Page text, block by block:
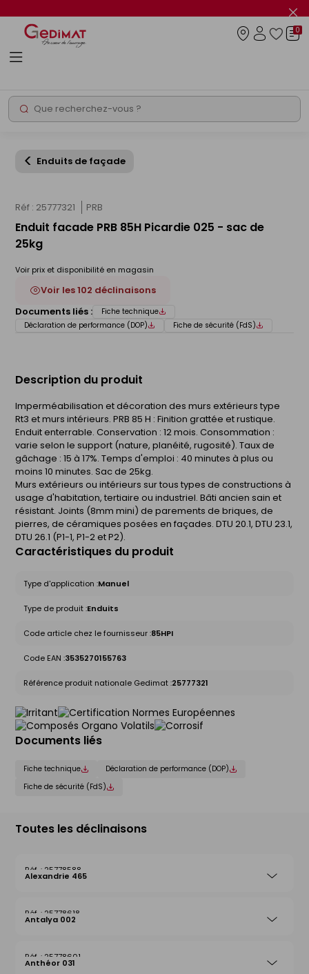
le
info
Rechercher
0
Enduits de façade
Réf : 25777321 PRB
Enduit facade PRB 85H Picardie 025 - sac de
25kg
Voir prix et disponibilité en magasin
Voir les 102 déclinaisons
Documents liés :
Fiche technique
Déclaration de performance (DOP)
Fiche de sécurité (FdS)
Description du produit
Imperméabilisation et décoration des murs extérieurs type
Rt3 et murs intérieurs. PRB 85 H : Finition grattée et rustique.
Enduit enterrable. Conservation : 12 mois. Consommation :
varie selon le support (nature, planéité, rugosité). Taux de
gâchage : 15 à 17%. Temps d'emploi : 40 minutes à plus ou
moins 10 minutes. Sac de 25kg.
Murs extérieurs ou intérieurs sur tous types de constructions à
usage d'habitation, tertiaire ou industriel. Bâti ancien sain et
résistant. Joints (8mm mini) de parements de briques, de
pierres, de céramiques posées en façades. DTU 20.1, DTU 23.1,
DTU 26.1 (P1-1, P1-2 et P2).
Caractéristiques du produit
Type d'application :Manuel
Type de produit :Enduits
Code article chez le fournisseur :85HPI
Code EAN :3535270155763
Référence produit nationale Gedimat :25777321
Documents liés
Fiche technique
Déclaration de performance (DOP)
Fiche de sécurité (FdS)
Toutes les déclinaisons
25778588
Alexandrie 465
25778618
Antalya 002
25778601
Anthéor 031